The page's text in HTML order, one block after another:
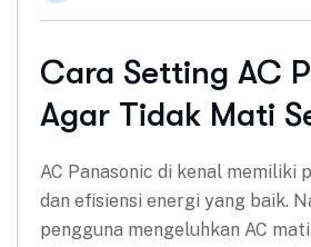
Cara Setting AC
Agar Tidak Mati
AC Panasonic di kenal memiliki
dan efisiensi energi yang baik.
pengguna mengeluhkan AC